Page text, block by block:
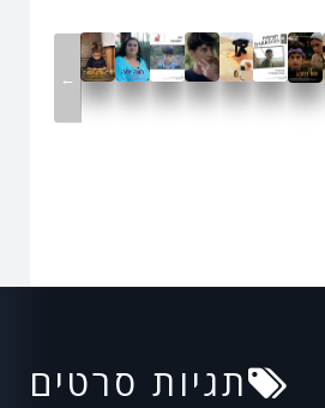
←
תגיות סרטים